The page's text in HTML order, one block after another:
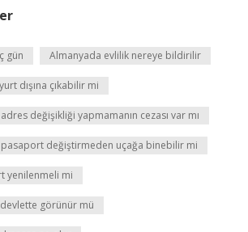
gün Almanyada evlilik nereye bildirilir
dışına çıkabilir mi
değişikliği yapmamanın cezası var mı
değiştirmeden uçağa binebilir mi
yenilenmeli mi
görünür mü